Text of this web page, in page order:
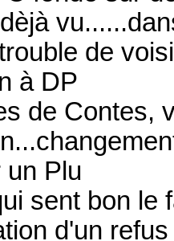
de
à DP
de Contes,
un Plu
sent bon le
d'un